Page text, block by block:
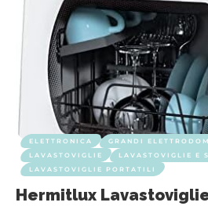
ELETTRONICA GRANDI
LAVASTOVIGLIE
LAVASTOVIGLIE E
LAVASTOVIGLIE PORTATILI
Hermitlux